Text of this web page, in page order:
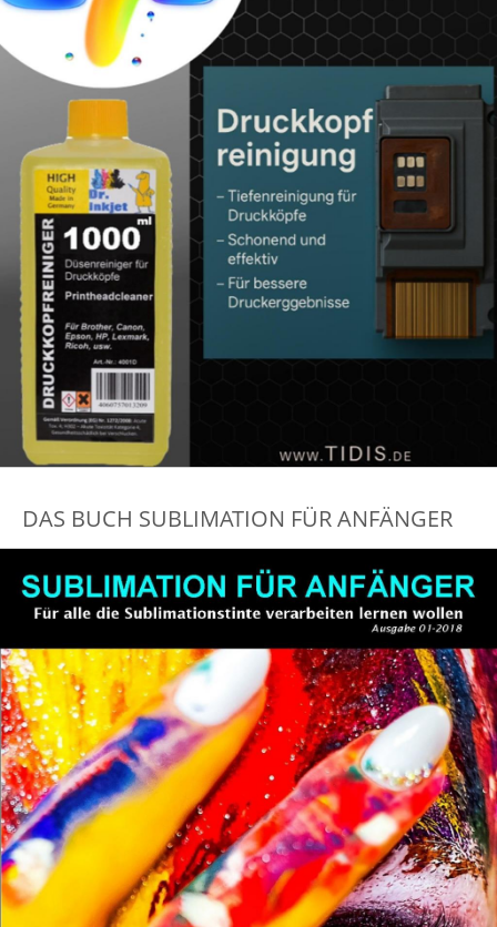
DAS BUCH SUBLIMATION FÜR ANFÄNGER